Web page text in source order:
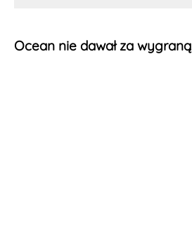
Ocean nie dawał za wygraną